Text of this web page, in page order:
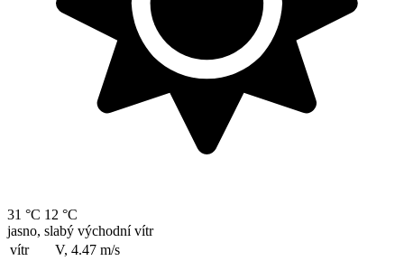
31 °C 12 °C
jasno, slabý východní vítr
vítr
V, 4.47 m/s